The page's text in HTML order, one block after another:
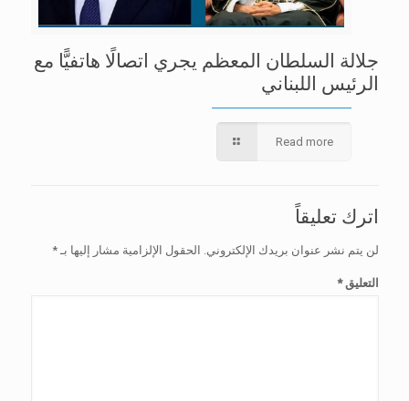
جلالة السلطان المعظم يجري اتصالًا هاتفيًّا مع
الرئيس اللبناني
Read more
اترك تعليقاً
لن يتم نشر عنوان بريدك الإلكتروني. الحقول الإلزامية مشار إليها بـ*
التعليق*